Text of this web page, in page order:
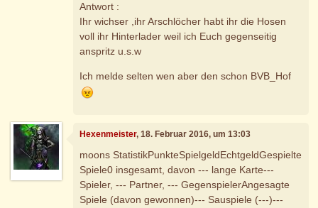
Antwort :
Ihr wichser ,ihr Arschlöcher habt ihr die Hosen
voll ihr Hinterlader weil ich Euch gegenseitig
anspritz u.s.w
Ich melde selten wen aber den schon BVB_Hof
Hexenmeister, 18. Februar 2016, um 13:03
moons StatistikPunkteSpielgeldEchtgeldGespielte
Spiele0 insgesamt, davon --- lange Karte---
Spieler, --- Partner, --- GegenspielerAngesagte
Spiele (davon gewonnen)--- Sauspiele (---)---